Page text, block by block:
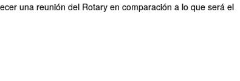
una reunión del Rotary en comparación a lo que será el